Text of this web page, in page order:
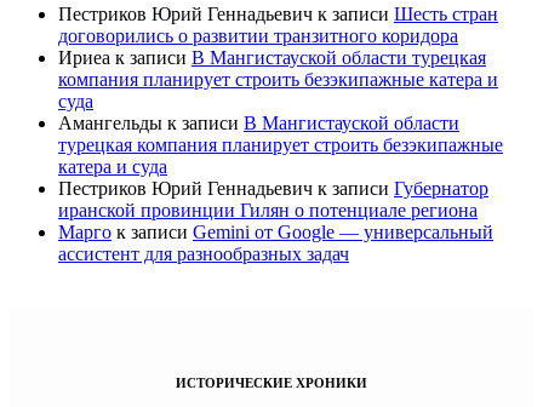
Пестриков Юрий Геннадьевич к записи Шесть стран
договорились о развитии транзитного коридора
Ириеа к записи В Мангистауской области турецкая
компания планирует строить безэкипажные катера и
суда
Амангельды к записи В Мангистауской области
турецкая компания планирует строить безэкипажные
катера и суда
Пестриков Юрий Геннадьевич к записи Губернатор
иранской провинции Гилян о потенциале региона
Марго к записи Gemini от Google — универсальный
ассистент для разнообразных задач
ИСТОРИЧЕСКИЕ ХРОНИКИ